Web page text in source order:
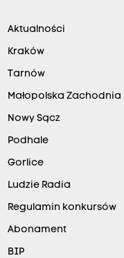
Aktualności
Kraków
Tarnów
Małopolska Zachodnia
Nowy Sącz
Podhale
Gorlice
Ludzie Radia
Regulamin konkursów
Abonament
BIP